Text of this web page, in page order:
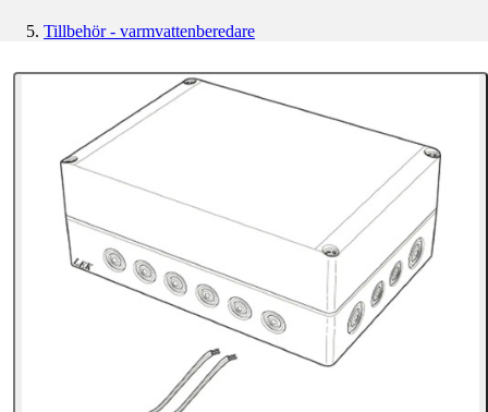
Tillbehör - varmvattenberedare